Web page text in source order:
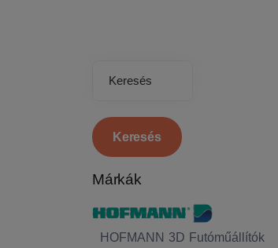
Keresés
Márkák
HOFMANN 3D Futóműállítók